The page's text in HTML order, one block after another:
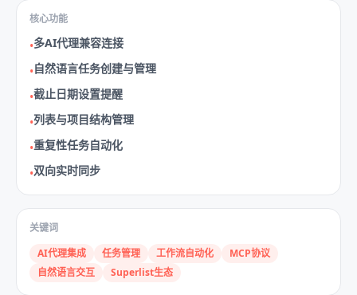
核心功能
•多AI代理兼容连接
•自然语言任务创建与管理
•截止日期设置提醒
•列表与项目结构管理
•重复性任务自动化
•双向实时同步
关键词
AI代理集成
任务管理 工作流自动化
MCP协议
自然语言交互
Superlist生态